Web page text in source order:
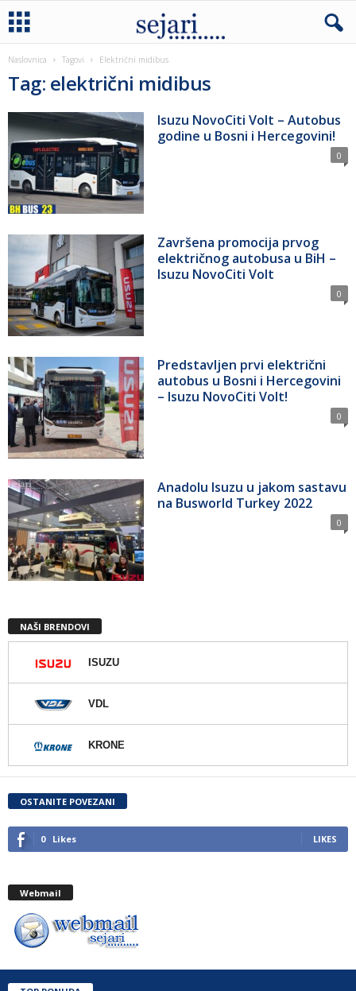
Naslovnica Tagovi Električni midibus
Tag: električni midibus
Isuzu NovoCiti Volt – Autobus
godine u Bosni i Hercegovini!
0
Završena promocija prvog
električnog autobusa u BiH –
Isuzu NovoCiti Volt
0
Predstavljen prvi električni
autobus u Bosni i Hercegovini
– Isuzu NovoCiti Volt!
0
Anadolu Isuzu u jakom sastavu
na Busworld Turkey 2022
0
NAŠI BRENDOVI
ISUZU
VDL
KRONE
OSTANITE POVEZANI
0 Likes LIKES
Webmail